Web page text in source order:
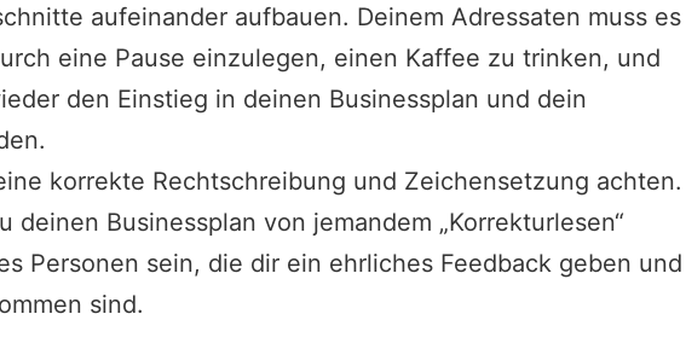
aufeinander aufbauen. Deinem Adressaten muss es
eine Pause einzulegen, einen Kaffee zu trinken, und
den Einstieg in deinen Businessplan und dein
korrekte Rechtschreibung und Zeichensetzung achten.
deinen Businessplan von jemandem „Korrekturlesen“
Personen sein, die dir ein ehrliches Feedback geben und
sind.